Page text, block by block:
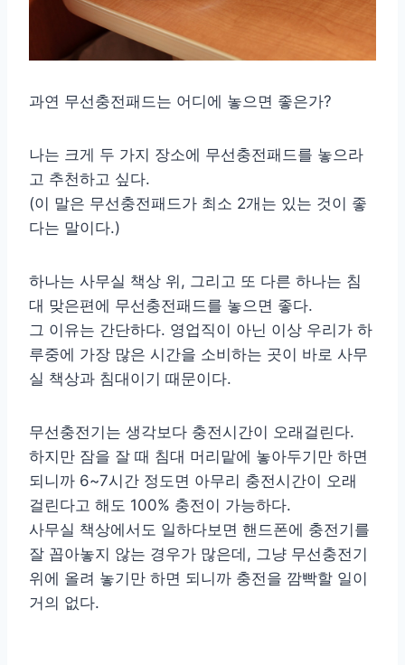
과연 무선충전패드는 어디에 놓으면 좋은가?
나는 크게 두 가지 장소에 무선충전패드를 놓으라
고 추천하고 싶다.
(이 말은 무선충전패드가 최소 2개는 있는 것이 좋
다는 말이다.)
하나는 사무실 책상 위, 그리고 또 다른 하나는 침
대 맞은편에 무선충전패드를 놓으면 좋다.
그 이유는 간단하다. 영업직이 아닌 이상 우리가 하
루중에 가장 많은 시간을 소비하는 곳이 바로 사무
실 책상과 침대이기 때문이다.
무선충전기는 생각보다 충전시간이 오래걸린다.
하지만 잠을 잘 때 침대 머리맡에 놓아두기만 하면
되니까 6~7시간 정도면 아무리 충전시간이 오래
걸린다고 해도 100% 충전이 가능하다.
사무실 책상에서도 일하다보면 핸드폰에 충전기를
잘 꼽아놓지 않는 경우가 많은데, 그냥 무선충전기
위에 올려 놓기만 하면 되니까 충전을 깜빡할 일이
거의 없다.